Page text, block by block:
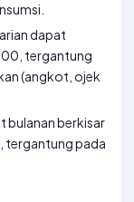
dapat
tergantung
(angkot, ojek
bulanan berkisar
tergantung pada